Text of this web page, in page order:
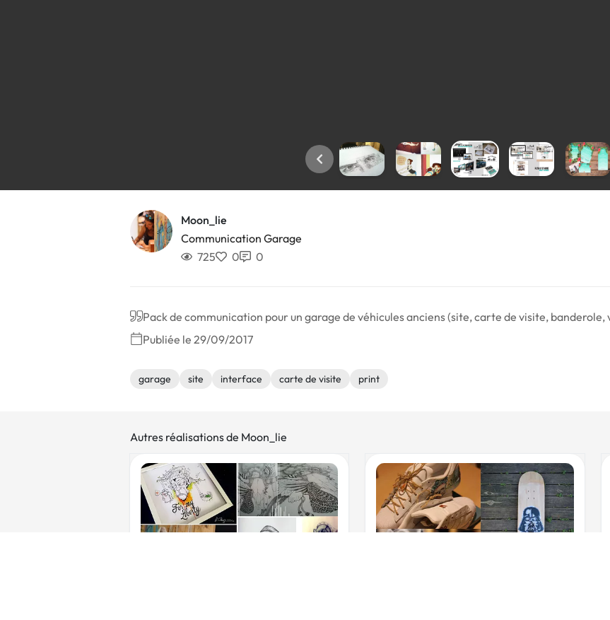
Moon_lie
Communication Garage
725
0 0
Pack de communication pour un garage de véhicules anciens (site, carte de visite,
Publiée le 29/09/2017
garage site interface carte de visite print
Autres réalisations de Moon_lie